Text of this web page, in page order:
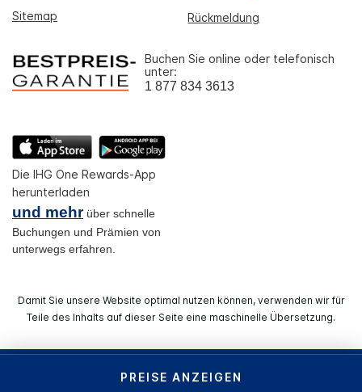
PREISE ANZEIGEN
Sitemap
Rückmeldung
Buchen Sie online oder telefonisch
unter:
1 877 834 3613
Die IHG One Rewards-App
herunterladen
und mehrüber schnelle
Buchungen und Prämien von
unterwegs erfahren.
Damit Sie unsere Website optimal nutzen können, verwenden wir für
Teile des Inhalts auf dieser Seite eine maschinelle Übersetzung.
© 2026 IHG. Alle Rechte vorbehalten. Die meisten Hotels